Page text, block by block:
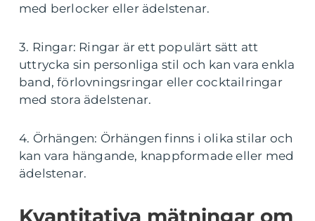
med berlocker eller ädelstenar.
3. Ringar: Ringar är ett populärt sätt att
uttrycka sin personliga stil och kan vara enkla
band, förlovningsringar eller cocktailringar
med stora ädelstenar.
4. Örhängen: Örhängen finns i olika stilar och
kan vara hängande, knappformade eller med
ädelstenar.
Kvantitativa mätningar om